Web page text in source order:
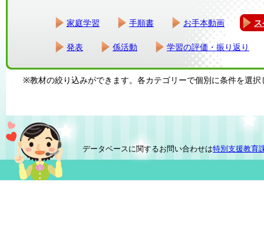
家庭学習 手順書 お手本動画
発表 係活動 学習の評価・振り返り
※教材の絞り込みができます。各カテゴリーで個別に条件を選択
データベースに関するお問い合わせは特別支援教育